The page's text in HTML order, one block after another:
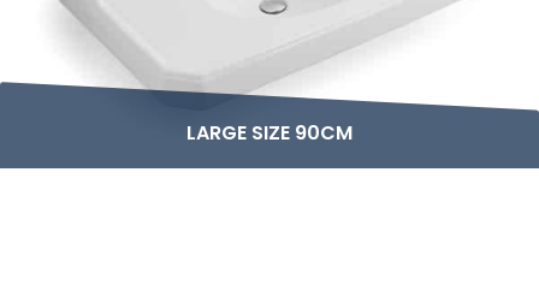
LARGE SIZE 90CM